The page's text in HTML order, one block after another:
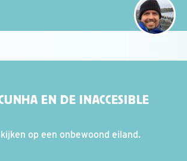
EN DE INACCESIBLE
op een onbewoond eiland.